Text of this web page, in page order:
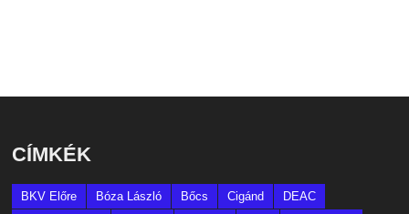
CÍMKÉK
BKV Előre Bóza László Bőcs Cigánd
DEAC